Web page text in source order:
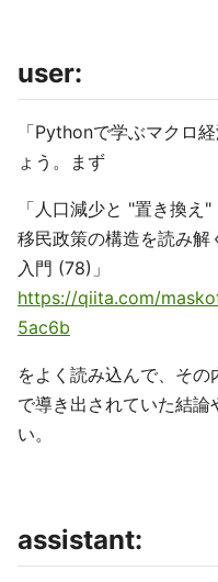
user:
「Pythonで学ぶマクロ
ょう。まず
「人口減少と "置き換
移民政策の構造を読み
入門 (78)」
https://qiita.com/
5ac6b
をよく読み込んで、そ
で導き出されていた結論
い。
assistant: